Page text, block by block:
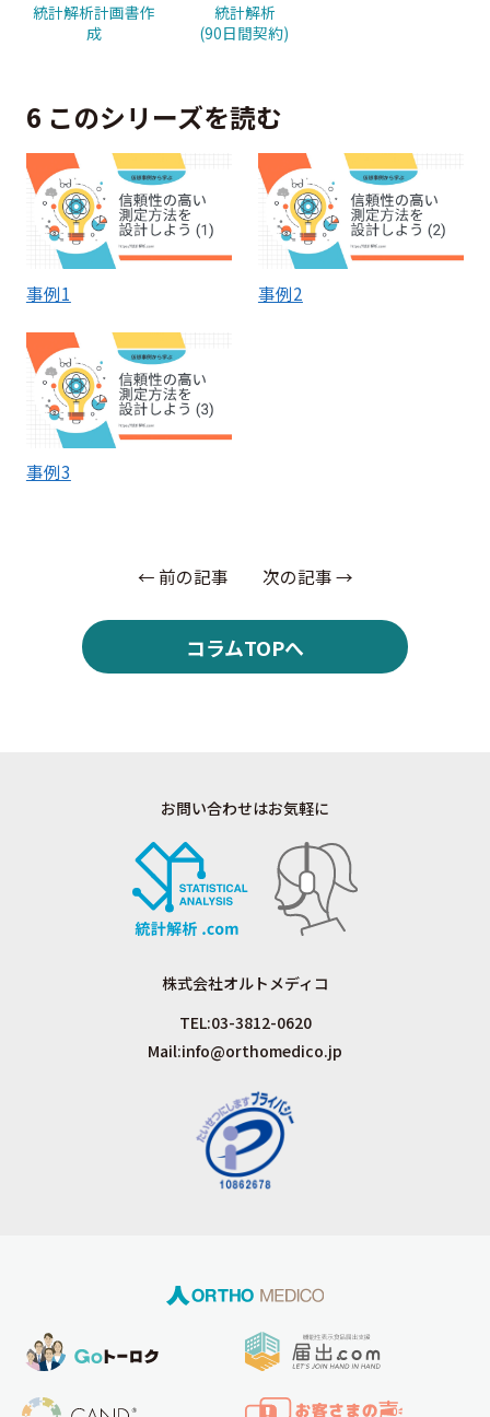
統計解析計画書作
成
統計解析
(90日間契約)
6 このシリーズを読む
事例1 事例2
事例3
← 前の記事 次の記事 →
コラムTOPへ
お問い合わせはお気軽に
株式会社オルトメディコ
TEL:03-3812-0620
Mail:info@orthomedico.jp